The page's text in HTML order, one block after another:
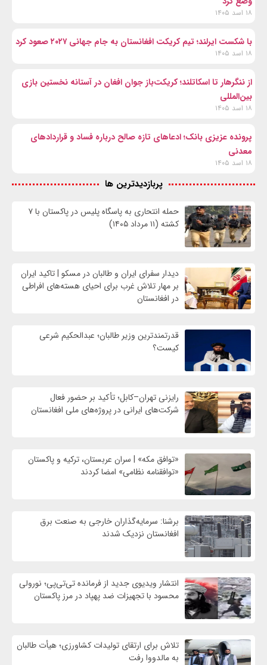
۱۸ اسد ۱۴۰۵
با شکست ایرلند؛ تیم کریکت افغانستان به جام جهانی ۲۰۲۷ صعود کرد
۱۸ اسد ۱۴۰۵
از ننگرهار تا اسکاتلند؛ کریکت‌باز جوان افغان در آستانه نخستین بازی
بین‌المللی
۱۸ اسد ۱۴۰۵
پرونده عزیزی بانک؛ ادعاهای تازه صالح درباره فساد و قراردادهای
معدنی
۱۸ اسد ۱۴۰۵
پربازدیدترین ها
حمله انتحاری به پاسگاه پلیس در پاکستان با ۷
کشته (۱۱ مرداد ۱۴۰۵)
دیدار سفرای ایران و طالبان در مسکو | تاکید ایران
بر مهار تلاش‌ غرب برای احیای هسته‌های افراطی
در افغانستان
قدرتمندترین وزیر طالبان؛ عبدالحکیم شرعی
کیست؟
رایزنی تهران–کابل؛ تأکید بر حضور فعال
شرکت‌های ایرانی در پروژه‌های ملی افغانستان
«توافق مکه» | سران عربستان، ترکیه و پاکستان
«توافقنامه نظامی» امضا کردند
برشنا: سرمایه‌گذاران خارجی به صنعت برق
افغانستان نزدیک شدند
انتشار ویدیوی جدید از فرمانده تی‌تی‌پی؛ نورولی
محسود با تجهیزات ضد پهپاد در مرز پاکستان
تلاش برای ارتقای تولیدات کشاورزی؛ هیأت طالبان
به مالدووا رفت